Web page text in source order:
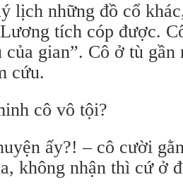
lịch những đồ cổ
tích cóp được.
gian”. Cô ở tù gần
cứu.
cô vô tội?
ấy?! – cô cười
không nhận thì cứ ở